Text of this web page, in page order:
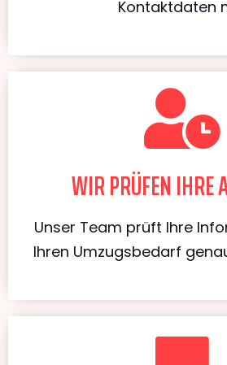
Kontaktdaten
WIR PRÜFEN IHRE
Unser Team prüft Ihre
Ihren Umzugsbedarf